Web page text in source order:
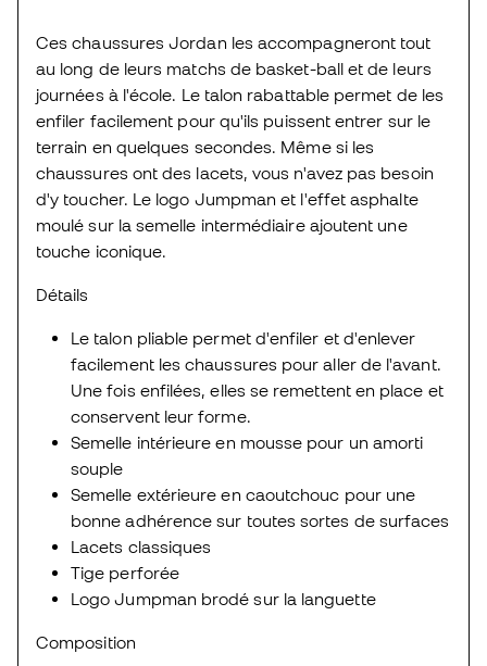
Ces chaussures Jordan les accompagneront tout
au long de leurs matchs de basket-ball et de leurs
journées à l'école. Le talon rabattable permet de les
enfiler facilement pour qu'ils puissent entrer sur le
terrain en quelques secondes. Même si les
chaussures ont des lacets, vous n'avez pas besoin
d'y toucher. Le logo Jumpman et l'effet asphalte
moulé sur la semelle intermédiaire ajoutent une
touche iconique.
Détails
Le talon pliable permet d'enfiler et d'enlever
facilement les chaussures pour aller de l'avant.
Une fois enfilées, elles se remettent en place et
conservent leur forme.
Semelle intérieure en mousse pour un amorti
souple
Semelle extérieure en caoutchouc pour une
bonne adhérence sur toutes sortes de surfaces
Lacets classiques
Tige perforée
Logo Jumpman brodé sur la languette
Composition